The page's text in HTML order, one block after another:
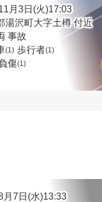
月3日(火)17:03
湯沢町大字土樽 付近
事故
(1) 歩行者(1)
傷(1)
月7日(水)13:33